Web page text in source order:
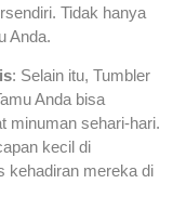
Tidak hanya
Anda.
: Selain itu, Tumbler
Anda bisa
minuman sehari-hari.
kecil di
kehadiran mereka di